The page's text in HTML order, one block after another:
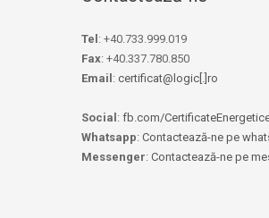
Tel : +40.733.999.019
Fax: +40.337.780.850
Email : certificat@logic[.]ro
Social : fb.com/
Whatsapp: Contactează-ne pe
Messenger: Contactează-ne pe